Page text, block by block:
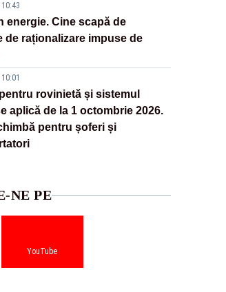
energie. Cine scapă de
de raționalizare impuse de
rovinietă și sistemul
aplică de la 1 octombrie 2026.
pentru șoferi și
NE PE
YouTube